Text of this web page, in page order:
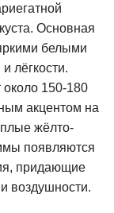
Основная
белыми
лёгкости.
около 150-180
акцентом на
жёлто-
появляются
придающие
воздушности.